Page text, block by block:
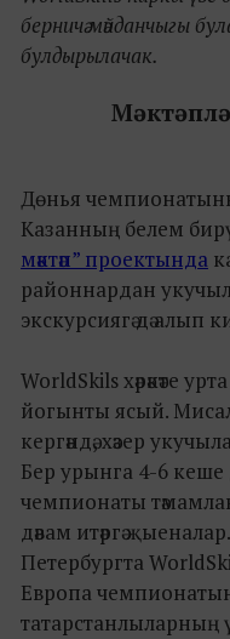
берничә мәйданчыгы
булдырылачак.
Дөнья
Казанның белем
мәктәп” проектында
районнардан
экскурсиягә дә алып
WorldSkils хәрәкәте
йогынты ясый. Мисал
кергәндә, хәзер
Бер урынга 4-6 кеше
чемпионаты
дәвам итәргә
Петербургта
Европа
татарстанлыларның